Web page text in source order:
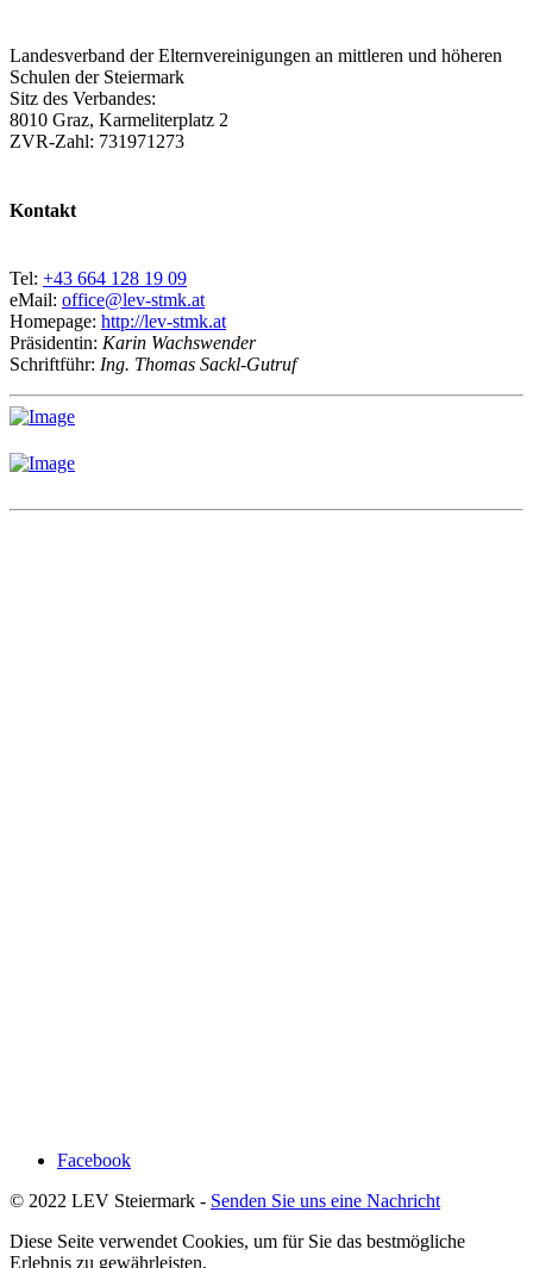
Landesverband der Elternvereinigungen an mittleren und höheren
Schulen der Steiermark
Sitz des Verbandes:
8010 Graz, Karmeliterplatz 2
ZVR-Zahl: 731971273
Kontakt
Tel: +43 664 128 19 09
eMail: office@lev-stmk.at
Homepage: http://lev-stmk.at
Präsidentin: Karin Wachswender
Schriftführ: Ing. Thomas Sackl-Gutruf
Facebook
© 2022 LEV Steiermark - Senden Sie uns eine Nachricht
Diese Seite verwendet Cookies, um für Sie das bestmögliche
Erlebnis zu gewährleisten.